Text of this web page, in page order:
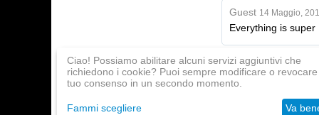
Guest 14 Maggio,
Everything is super
Thanks. all perfectly
Ciao! Possiamo abilitare alcuni servizi aggiuntivi che
richiedono i cookie? Puoi sempre modificare o revocare
tuo consenso in un secondo momento.
Fammi scegliere Va